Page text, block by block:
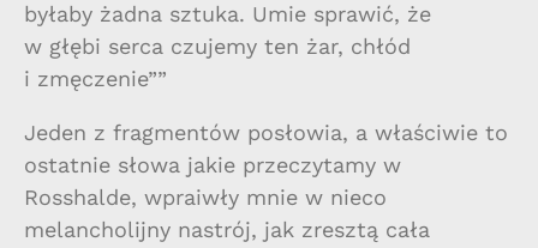
byłaby żadna sztuka. Umie sprawić, że
w głębi serca czujemy ten żar, chłód
i zmęczenie””
Jeden z fragmentów posłowia, a właściwie to
ostatnie słowa jakie przeczytamy w
Rosshalde, wpraiwły mnie w nieco
melancholijny nastrój, jak zresztą cała